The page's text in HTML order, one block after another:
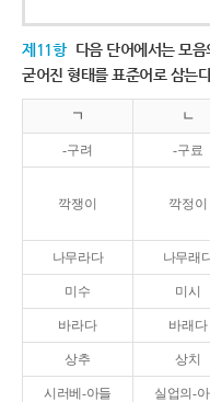
제11항 다음 단어에서는 모
굳어진 형태를 표준어로 삼는
ㄱ ㄴ
-구려 -구료
깍쟁이 깍정이
나무라다 나무래
미수 미시
바라다 바래다
상추 상치
시러베-아들 실업의-